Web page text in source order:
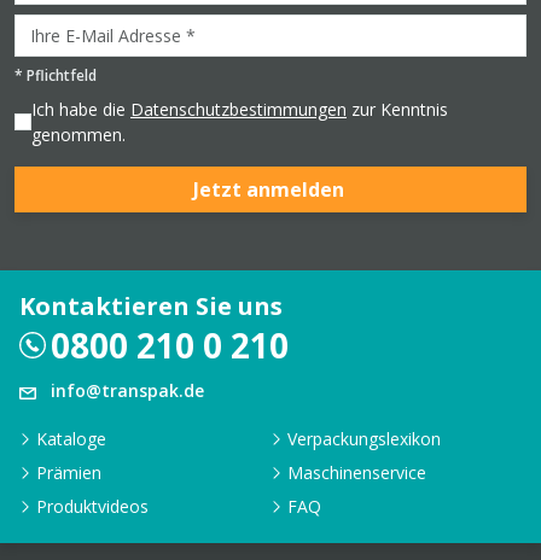
* Pflichtfeld
Ich habe die Datenschutzbestimmungen zur Kenntnis
genommen.
Jetzt anmelden
Kontaktieren Sie uns
0800 210 0 210
info@transpak.de
Kataloge
Verpackungslexikon
Prämien
Maschinenservice
Produktvideos
FAQ